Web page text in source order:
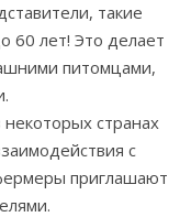
такие
60 лет! Это делает
питомцами,
некоторых странах
с
приглашают